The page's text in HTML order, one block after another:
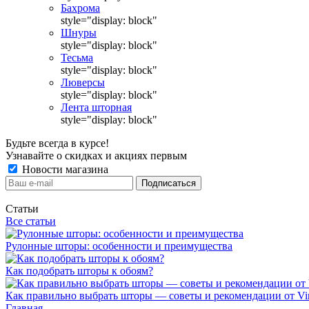
Бахрома
style="display: block"
Шнуры
style="display: block"
Тесьма
style="display: block"
Люверсы
style="display: block"
Лента шторная
style="display: block"
Будьте всегда в курсе!
Узнавайте о скидках и акциях первым
Новости магазина
Статьи
Все статьи
Рулонные шторы: особенности и преимущества
Как подобрать шторы к обоям?
Как правильно выбрать шторы — советы и рекомендации от